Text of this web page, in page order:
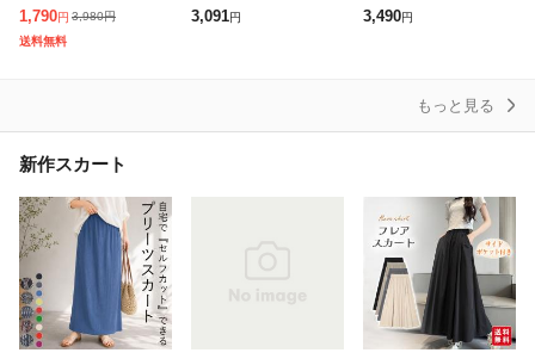
ス レギパン 美脚 脚長
効果 フレア フレアパン
ツ レギンスパンツ 細見
1,790円 3,980円
送料無料
新色追加!! のび〜る ス
3,091円
<撥水加工でストレスフ
3,490円
もっと見る
新作スカート